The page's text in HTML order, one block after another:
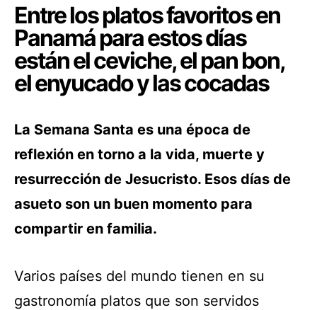
Entre los platos favoritos en
Panamá para estos días
están el ceviche, el pan bon,
el enyucado y las cocadas
La Semana Santa es una época de
reflexión en torno a la vida, muerte y
resurrección de Jesucristo. Esos días de
asueto son un buen momento para
compartir en familia.
Varios países del mundo tienen en su
gastronomía platos que son servidos